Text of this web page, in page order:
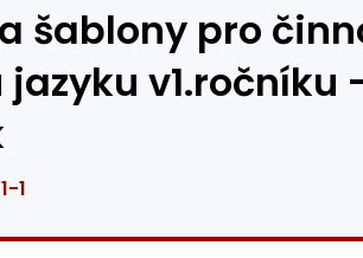
šablony pro
v1.ročníku
1